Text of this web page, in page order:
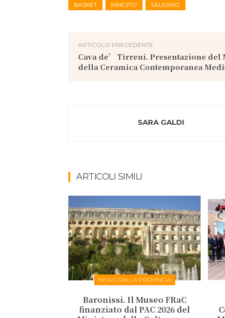
BASKET INNESTO SALERNO
ARTICOLO PRECEDENTE
Cava de’ Tirreni. Presentazione del
della Ceramica Contemporanea
SARA GALDI
ARTICOLI SIMILI
NEWS DALLA PROVINCIA
Baronissi. Il Museo FRaC
finanziato dal PAC 2026 del